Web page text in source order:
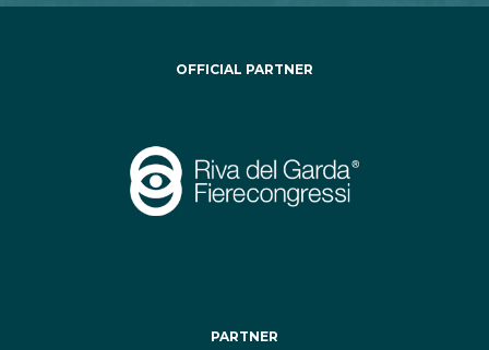
OFFICIAL PARTNER
PARTNER